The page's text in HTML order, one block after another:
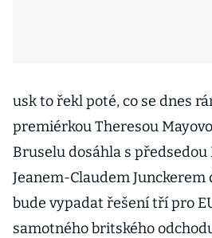
usk to řekl poté, co se dnes
premiérkou Theresou
Bruselu dosáhla s předsedou
Jeanem-Claudem Junckerem
bude vypadat řešení tří pro
samotného britského